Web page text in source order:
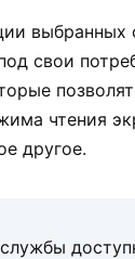
свои
чтения
другое.